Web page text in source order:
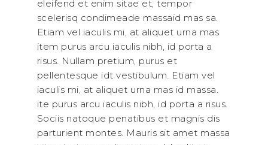
eleifend et enim sitae et, tempor
scelerisq condimeade massaid mas sa.
Etiam vel iaculis mi, at aliquet urna mas
item purus arcu iaculis nibh, id porta a
risus. Nullam pretium, purus et
pellentesque idt vestibulum. Etiam vel
iaculis mi, at aliquet urna mas id massa.
ite purus arcu iaculis nibh, id porta a risus.
Sociis natoque penatibus et magnis dis
parturient montes. Mauris sit amet massa